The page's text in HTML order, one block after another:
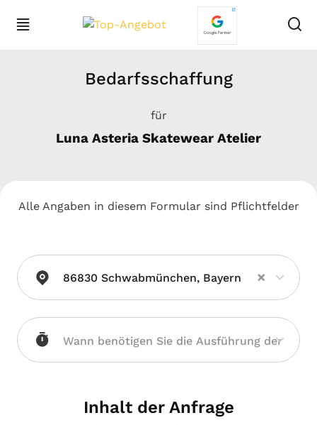
Bedarfsschaffung
für
Luna Asteria Skatewear Atelier
Alle Angaben in diesem Formular sind Pflichtfelder
86830 Schwabmünchen, Bayern ×
Inhalt der Anfrage